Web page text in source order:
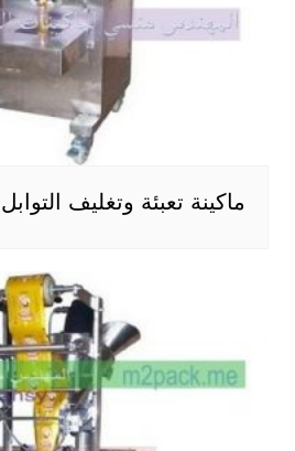
ماكينة تعبئة وتغليف التوابل